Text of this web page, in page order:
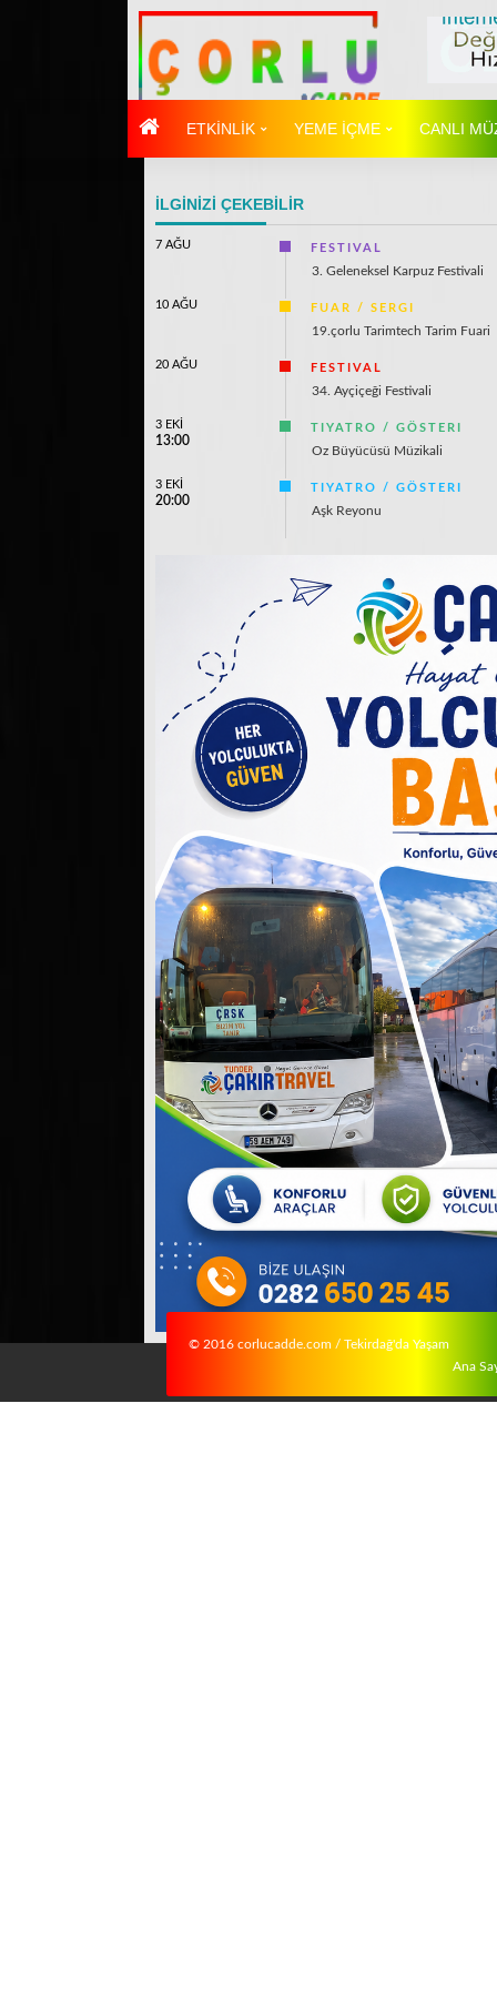
ETKİNLİK YEME İÇME CANLI
İLGİNİZİ ÇEKEBİLİR
7 AĞU FESTIVAL
3. Geleneksel Karpuz Festivali
10 AĞU FUAR / SERGI
19.çorlu Tarimtech Tarim Fuari
20 AĞU FESTIVAL
34. Ayçiçeği Festivali
3 EKİ
13:00
TIYATRO / GÖSTERI
Oz Büyücüsü Müzikali
3 EKİ
20:00
TIYATRO / GÖSTERI
Aşk Reyonu
© 2016 corlucadde.com / Tekirdağ'da Yaşam
Ana